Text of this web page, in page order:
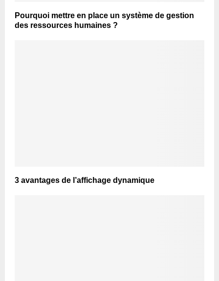
Pourquoi mettre en place un système de gestion
des ressources humaines ?
3 avantages de l’affichage dynamique